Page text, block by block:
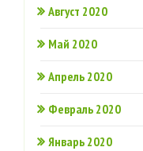
Август 2020
Май 2020
Апрель 2020
Февраль 2020
Январь 2020